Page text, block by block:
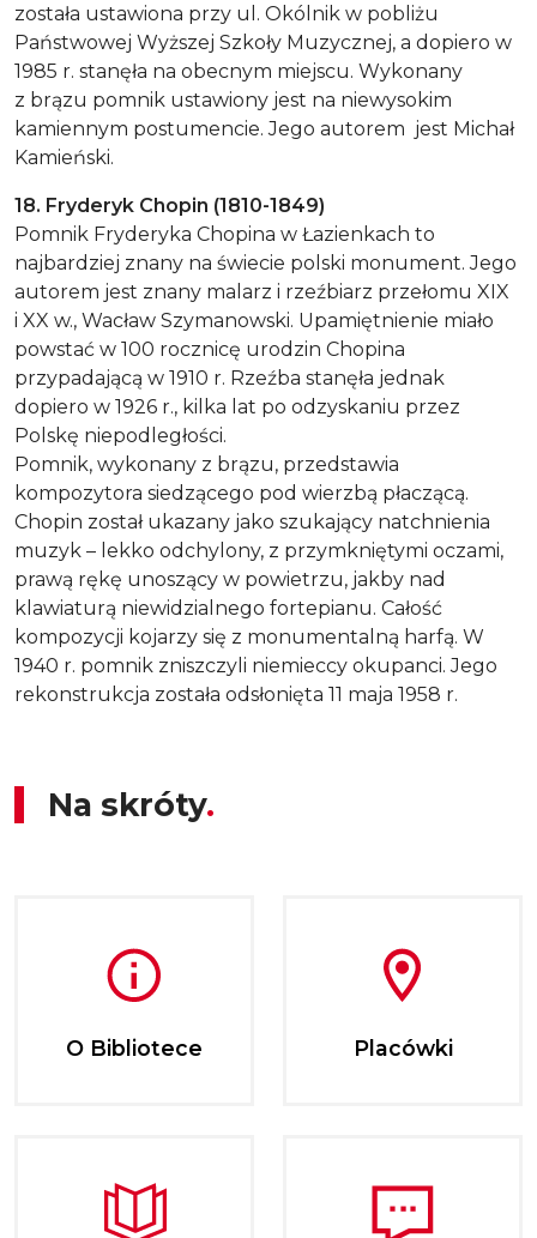
została ustawiona przy ul. Okólnik w pobliżu
Państwowej Wyższej Szkoły Muzycznej, a dopiero w
1985 r. stanęła na obecnym miejscu. Wykonany
z brązu pomnik ustawiony jest na niewysokim
kamiennym postumencie. Jego autorem jest Michał
Kamieński.
18. Fryderyk Chopin (1810-1849)
Pomnik Fryderyka Chopina w Łazienkach to
najbardziej znany na świecie polski monument. Jego
autorem jest znany malarz i rzeźbiarz przełomu XIX
i XX w., Wacław Szymanowski. Upamiętnienie miało
powstać w 100 rocznicę urodzin Chopina
przypadającą w 1910 r. Rzeźba stanęła jednak
dopiero w 1926 r., kilka lat po odzyskaniu przez
Polskę niepodległości.
Pomnik, wykonany z brązu, przedstawia
kompozytora siedzącego pod wierzbą płaczącą.
Chopin został ukazany jako szukający natchnienia
muzyk – lekko odchylony, z przymkniętymi oczami,
prawą rękę unoszący w powietrzu, jakby nad
klawiaturą niewidzialnego fortepianu. Całość
kompozycji kojarzy się z monumentalną harfą. W
1940 r. pomnik zniszczyli niemieccy okupanci. Jego
rekonstrukcja została odsłonięta 11 maja 1958 r.
Na skróty
O Bibliotece Placówki